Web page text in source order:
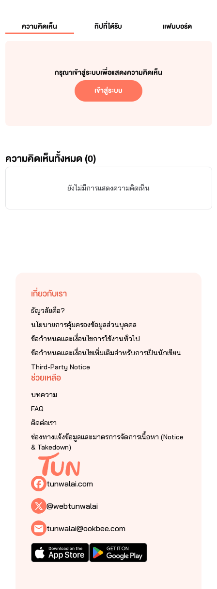
ความคิดเห็น ทิปที่ได้รับ แฟนบอร์ด
กรุณาเข้าสู่ระบบเพื่อแสดงความคิดเห็น
เข้าสู่ระบบ
ความคิดเห็นทั้งหมด (0)
ยังไม่มีการแสดงความคิดเห็น
เกี่ยวกับเรา
ธัญวลัยคือ?
นโยบายการคุ้มครองข้อมูลส่วนบุคคล
ข้อกำหนดและเงื่อนไขการใช้งานทั่วไป
ข้อกำหนดและเงื่อนไขเพิ่มเติมสำหรับการเป็นนักเขียน
Third-Party Notice
ช่วยเหลือ
บทความ
FAQ
ติดต่อเรา
ช่องทางแจ้งข้อมูลและมาตรการจัดการเนื้อหา (Notice
& Takedown)
tunwalai.com
@webtunwalai
tunwalai@ookbee.com